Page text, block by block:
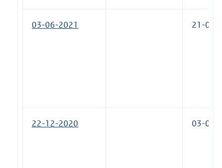
03-06-2021 21-04-
22-12-2020 03-06-